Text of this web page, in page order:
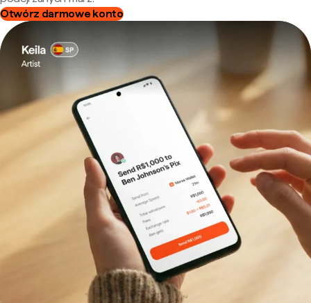
Otwórz darmowe konto